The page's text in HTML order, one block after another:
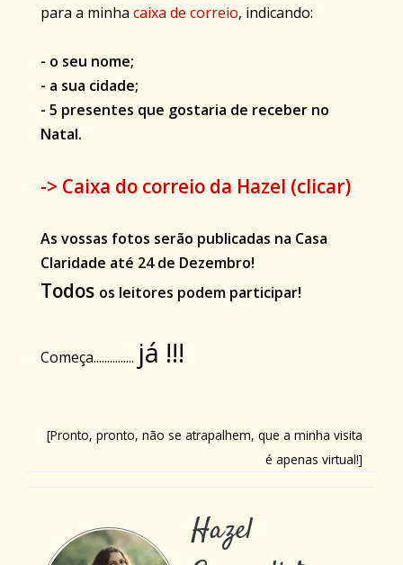
para a minha caixa de correio, indicando:
- o seu nome;
- a sua cidade;
- 5 presentes que gostaria de receber no
Natal.
-> Caixa do correio da Hazel (clicar)
As vossas fotos serão publicadas na Casa
Claridade até 24 de Dezembro!
Todos os leitores podem participar!
Começa............... já !!!
[Pronto, pronto, não se atrapalhem, que a minha visita
é apenas virtual!]
Hazel